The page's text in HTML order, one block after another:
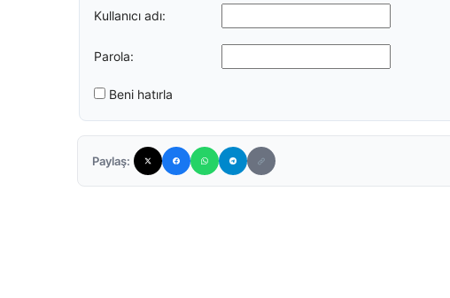
Kullanıcı adı:
Parola:
Beni hatırla
Paylaş: